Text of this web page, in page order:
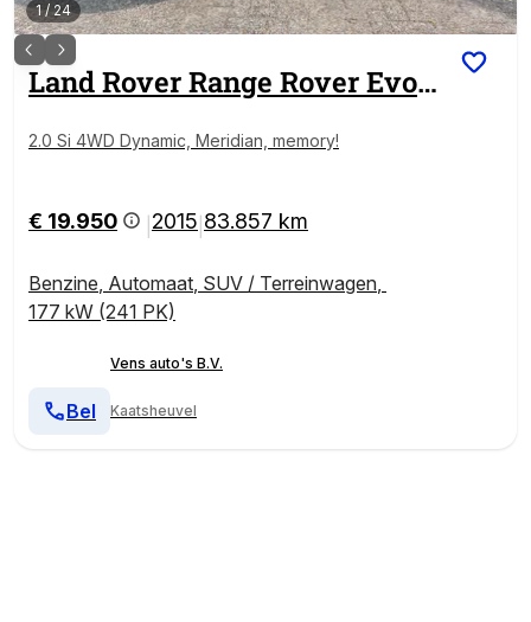
1/24
Land RoverRange Rover Evoque
2.0 Si 4WD Dynamic, Meridian, memory!
€ 19.950 2015 83.857 km
Benzine, Automaat, SUV / Terreinwagen,
177 kW (241 PK)
Vens auto's B.V.
Kaatsheuvel
Bel